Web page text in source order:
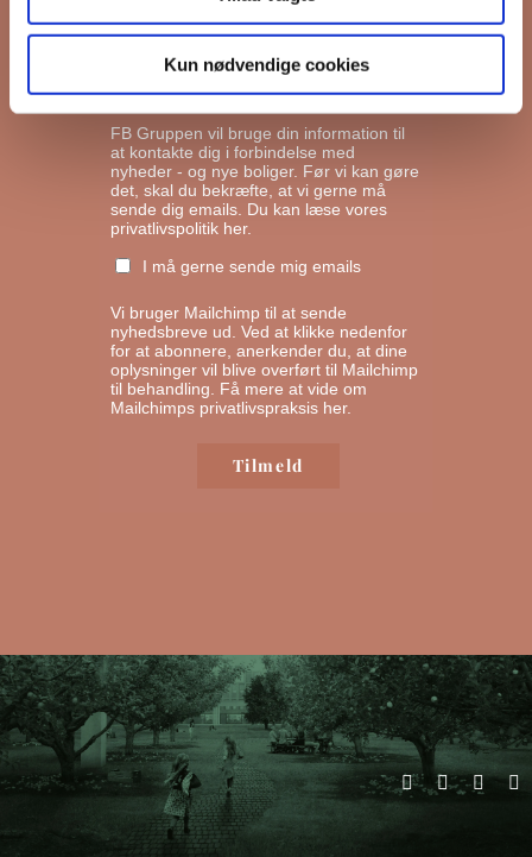
Kun nødvendige cookies
Andelsboliger
Markedsføringstilladelse
FB Gruppen vil bruge din information til
at kontakte dig i forbindelse med
nyheder - og nye boliger. Før vi kan gøre
det, skal du bekræfte, at vi gerne må
sende dig emails. Du kan læse vores
privatlivspolitik her.
I må gerne sende mig emails
Vi bruger Mailchimp til at sende
nyhedsbreve ud. Ved at klikke nedenfor
for at abonnere, anerkender du, at dine
oplysninger vil blive overført til Mailchimp
til behandling. Få mere at vide om
Mailchimps privatlivspraksis her.